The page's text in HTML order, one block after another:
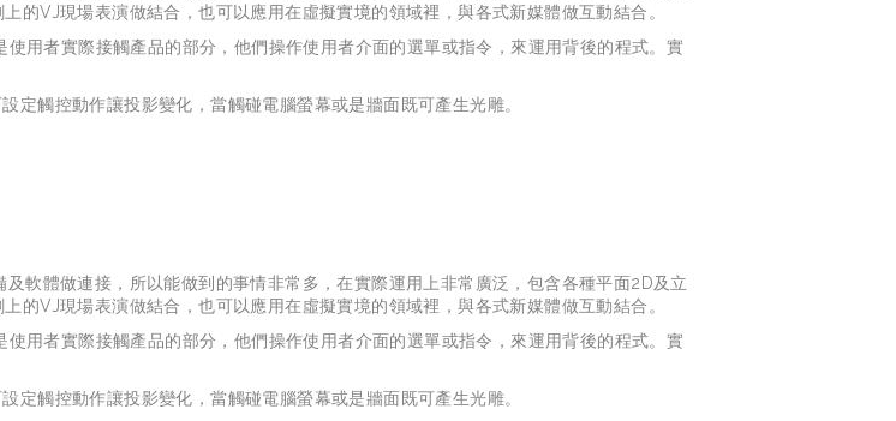
的VJ現場表演做結合，也可以應用在虛擬實境的領域裡，與各式新媒體做互動結合。
用者實際接觸產品的部分，他們操作使用者介面的選單或指令，來運用背後的程式。實
觸控動作讓投影變化，當觸碰電腦螢幕或是牆面既可產生光雕。
軟體做連接，所以能做到的事情非常多，在實際運用上非常廣泛，包含各種平面2D及立
的VJ現場表演做結合，也可以應用在虛擬實境的領域裡，與各式新媒體做互動結合。
用者實際接觸產品的部分，他們操作使用者介面的選單或指令，來運用背後的程式。實
觸控動作讓投影變化，當觸碰電腦螢幕或是牆面既可產生光雕。